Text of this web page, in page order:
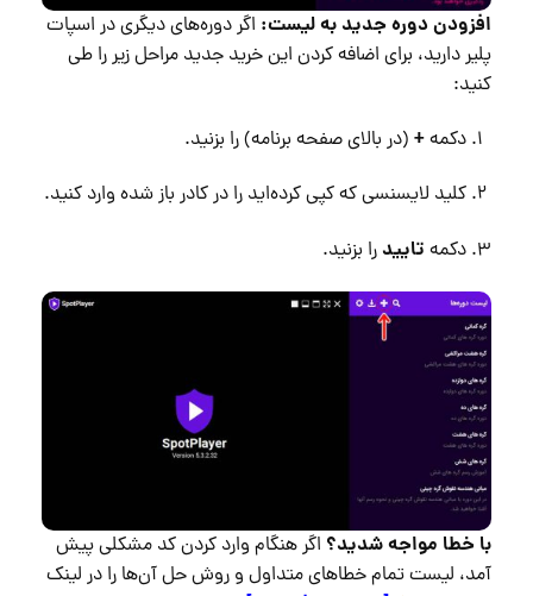
افزودن دوره جدید به لیست: اگر دوره‌های دیگری در اسپات
پلیر دارید، برای اضافه کردن این خرید جدید مراحل زیر را طی
کنید:
دکمه+(در بالای صفحه برنامه) را بزنید.
کلید لایسنسی که کپی کرده‌اید را در کادر باز شده وارد کنید.
دکمه تایید را بزنید.
با خطا مواجه شدید؟ اگر هنگام وارد کردن کد مشکلی پیش
آمد، لیست تمام خطاهای متداول و روش حل آن‌ها را در لینک